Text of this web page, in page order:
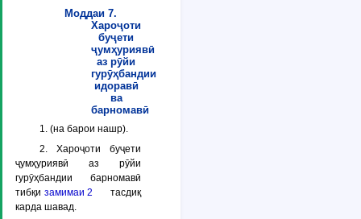
Моддаи 7.
Хароҷоти
буҷети
ҷумҳуриявӣ
аз рӯйи
гурӯҳбандии
идоравӣ
ва
барномавӣ
1. (на барои нашр).
2. Хароҷоти буҷети
ҷумҳуриявӣ аз рӯйи
гурӯҳбандии барномавӣ
тибқи замимаи 2
тасдиқ
карда шавад.